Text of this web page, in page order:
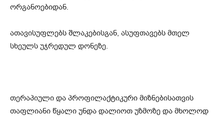
ორგანოებიდან.
ათავისუფლებს შლაკებისგან, ასუფთავებს მთელ
სხეულს უჯრედულ დონეზე.
თერაპიული და პროფილაქტიკური მიზნებისათვის
თაფლიანი წყალი უნდა დალიოთ უზმოზე და მხოლოდ